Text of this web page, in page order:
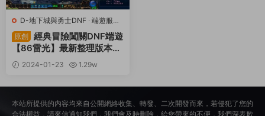
D-地下城與勇士DNF · 端遊服務
端
原創
經典冒險闖關DNF端遊
【86雷光】最新整理版本pv
f+客戶端+等級補丁+攻略
+架設教程
2024-01-23
1.29w
本站所提供的内容均來自公開網絡收集、轉發、二次開發而來，若侵犯了您的
合法權益，請來信通知我們，我們會及時删除，給您帶來的不便，我們深表歉